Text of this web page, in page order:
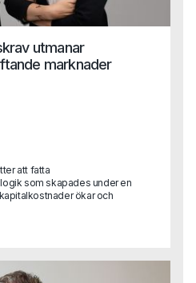
utmanar
marknader
att fatta
som skapades under en
ökar och
ofta att tillväxt